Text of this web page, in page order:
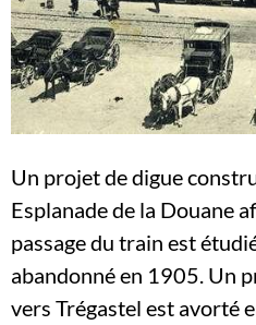
Un projet de digue
Esplanade de la Douane
passage du train est
abandonné en 1905. Un
vers Trégastel est avorté